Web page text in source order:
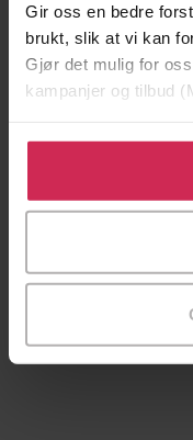
Gir oss en bedre
brukt, slik at vi kan
Gjør det mulig for
kampanjer og tilbud
Klikk på «Godta
bruke cookies for
tilpasse ditt
Carl-Johan